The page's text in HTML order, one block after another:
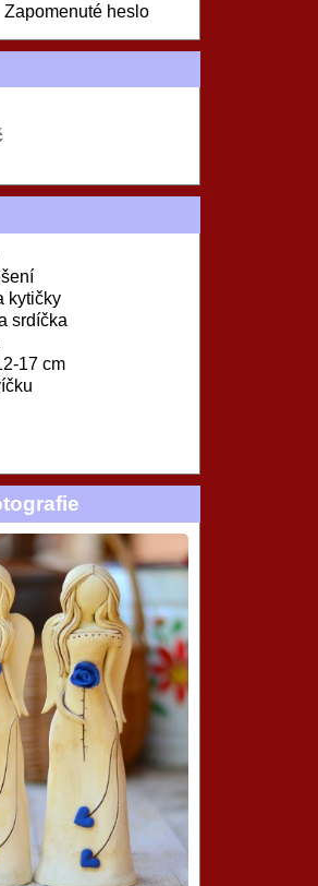
Zapomenuté heslo
kytičky
srdíčka
17 cm